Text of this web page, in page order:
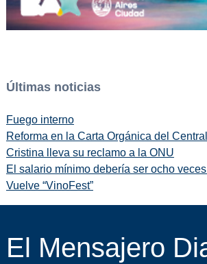
Últimas noticias
Fuego interno
Reforma en la Carta Orgánica del Central
Cristina lleva su reclamo a la ONU
El salario mínimo debería ser ocho
Vuelve “VinoFest”
El Mensajero